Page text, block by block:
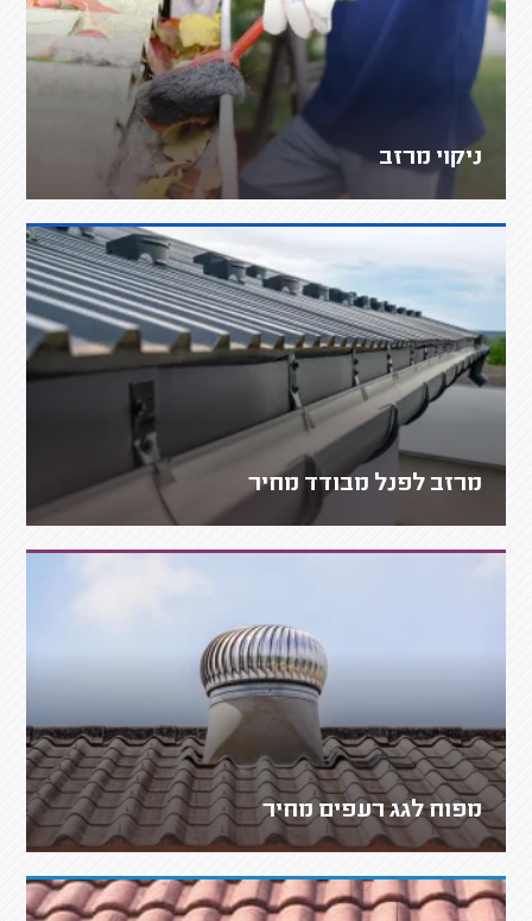
ניקוי מרזב
מרזב לפנל מבודד מחיר
מפוח לגג רעפים מחיר